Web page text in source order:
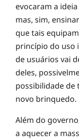
evocaram a
mas, sim,
que tais
princípio do uso
de usuários vai
deles,
possibilidade de
novo brinquedo.
Além do
a aquecer a